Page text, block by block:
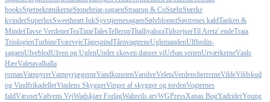
booksStjernekrønikerneStonebriar-sagaenStraarup & CoStæhrStærke
kvinderSuperluxSweetheart InkSyvstjernesagaenSølvblomstSøstrenes kaldTanken &
MindetTavse VerdenerTeaTimeTalesTellerupThalliyaloraTidsrejserTil Aretz' endeTraia
TriologienTurbineTværvejeTågespindTårnvagterneUglemandenUlfhedin-
sagaenUlveblodUlven og UglenUnder skoven danser viUrban serienUrværkerneVaals
HærValetavalhalla
romanVampyrerVampyrjægerneVandkunstenVarulveVeletaVerdensherrerneVildeVildskud
og VindfrikadellerVindens SkyggerVinger af skygger og tordenVogternes
faldVæsnerVølvens VejWadskjær ForlagWahreils arvWGPressXanas BogYadriderYoung